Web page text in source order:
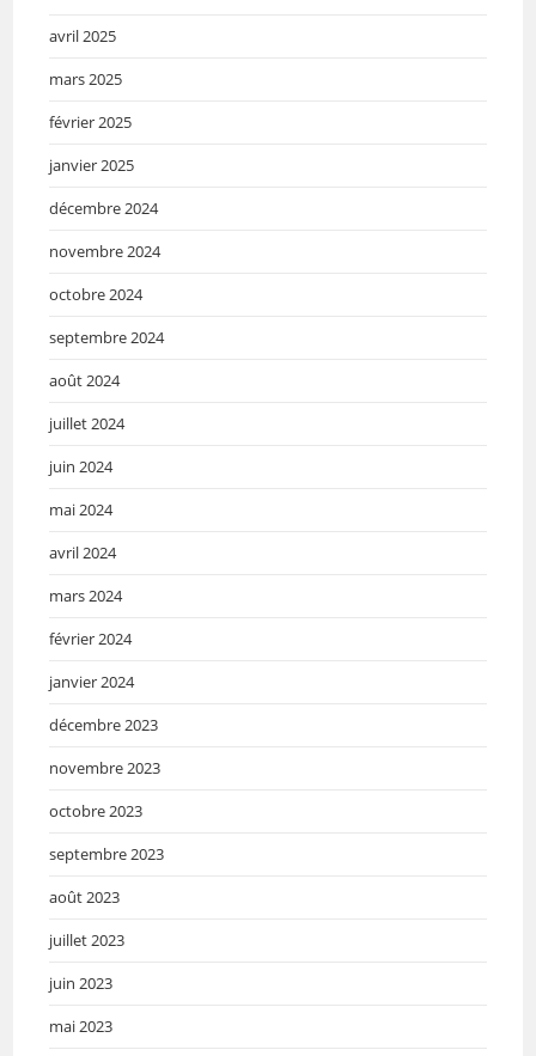
avril 2025
mars 2025
février 2025
janvier 2025
décembre 2024
novembre 2024
octobre 2024
septembre 2024
août 2024
juillet 2024
juin 2024
mai 2024
avril 2024
mars 2024
février 2024
janvier 2024
décembre 2023
novembre 2023
octobre 2023
septembre 2023
août 2023
juillet 2023
juin 2023
mai 2023